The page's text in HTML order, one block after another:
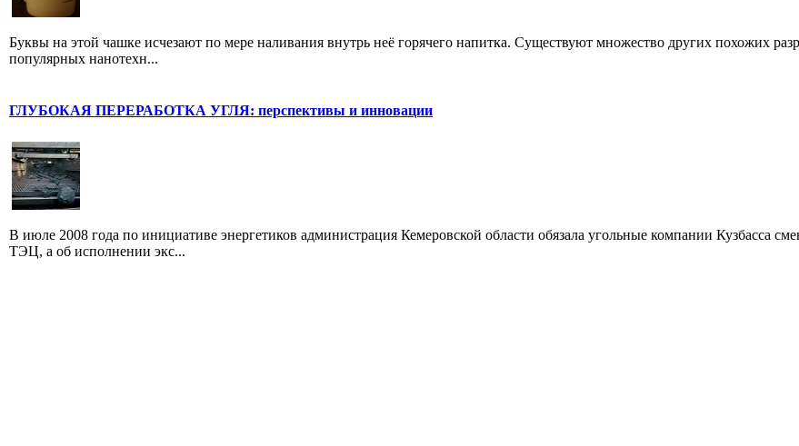
Буквы на этой чашке исчезают по мере наливания внутрь неё горячего напитка. Существуют множество других похожих
популярных нанотехн...
ГЛУБОКАЯ ПЕРЕРАБОТКА УГЛЯ: перспективы и инновации
В июле 2008 года по инициативе энергетиков администрация Кемеровской области обязала угольные компании Кузбасса
ТЭЦ, а об исполнении экс...